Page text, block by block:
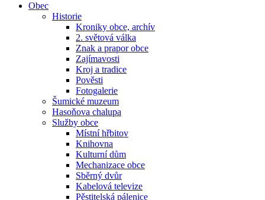
Obec
Historie
Kroniky obce, archív
2. světová válka
Znak a prapor obce
Zajímavosti
Kroj a tradice
Pověsti
Fotogalerie
Šumické muzeum
Hasoňova chalupa
Služby obce
Místní hřbitov
Knihovna
Kulturní dům
Mechanizace obce
Sběrný dvůr
Kabelová televize
Pěstitelská pálenice